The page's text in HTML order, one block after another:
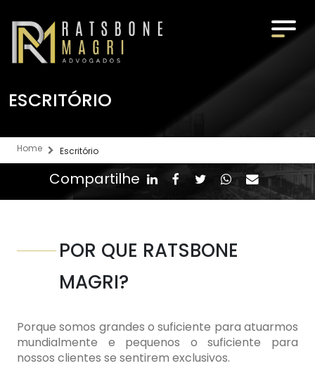
O ESCRITÓRIO
ÁREAS DE ATUAÇÃO
MÍDIA
CONTATO
ESCRITÓRIO
Home Escritório
Compartilhe
POR QUE RATSBONE
MAGRI?
Porque somos grandes o suficiente para atuarmos
mundialmente e pequenos o suficiente para
nossos clientes se sentirem exclusivos.